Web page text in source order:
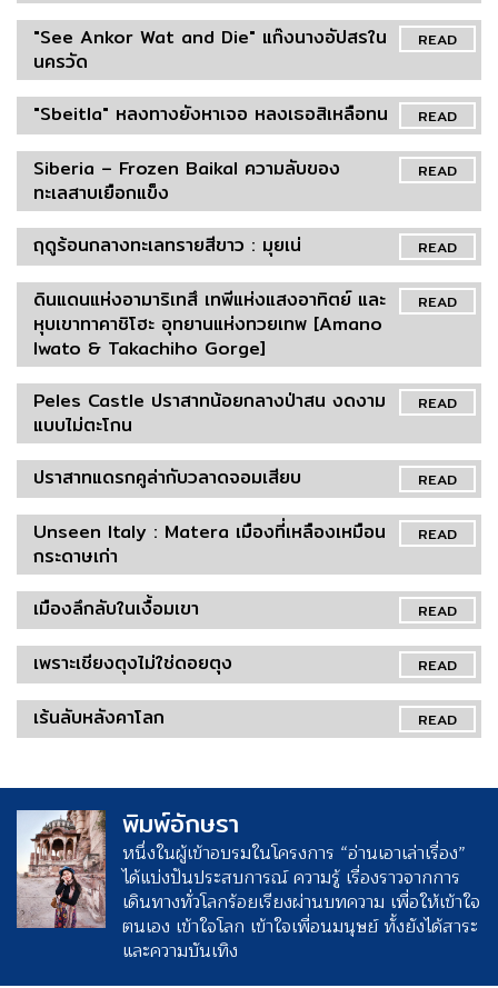
READ
"See Ankor Wat and Die" แก๊งนางอัปสรใน
นครวัด
READ
"Sbeitla" หลงทางยังหาเจอ หลงเธอสิเหลือทน
READ
Siberia – Frozen Baikal ความลับของ
ทะเลสาบเยือกแข็ง
READ
ฤดูร้อนกลางทะเลทรายสีขาว : มุยเน่
READ
ดินแดนแห่งอามาริเทสึ เทพีแห่งแสงอาทิตย์ และ
หุบเขาทาคาชิโฮะ อุทยานแห่งทวยเทพ [Amano
Iwato & Takachiho Gorge]
READ
Peles Castle ปราสาทน้อยกลางป่าสน งดงาม
แบบไม่ตะโกน
READ
ปราสาทแดรกคูล่ากับวลาดจอมเสียบ
READ
Unseen Italy : Matera เมืองที่เหลืองเหมือน
กระดาษเก่า
READ
เมืองลึกลับในเงื้อมเขา
READ
เพราะเชียงตุงไม่ใช่ดอยตุง
READ
เร้นลับหลังคาโลก
พิมพ์อักษรา
หนึ่งในผู้เข้าอบรมในโครงการ “อ่านเอาเล่าเรื่อง”
ได้แบ่งปันประสบการณ์ ความรู้ เรื่องราวจากการ
เดินทางทั่วโลกร้อยเรียงผ่านบทความ เพื่อให้เข้าใจ
ตนเอง เข้าใจโลก เข้าใจเพื่อนมนุษย์ ทั้งยังได้สาระ
และความบันเทิง